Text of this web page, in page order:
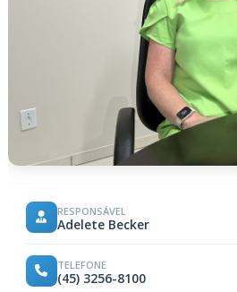
RESPONSÁVEL
Adelete Becker
TELEFONE
(45) 3256-8100